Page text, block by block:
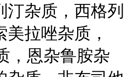
汀杂质，西格列
拉唑杂质，
，恩杂鲁胺杂